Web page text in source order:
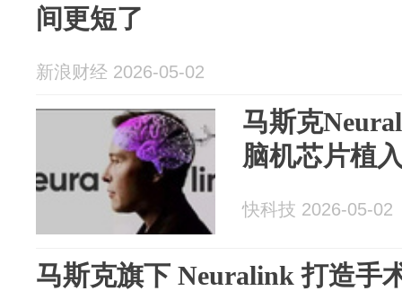
间更短了
新浪财经 2026-05-02
马斯克
脑机芯片植
快科技 2026-05-02
马斯克旗下 Neuralink 打造手